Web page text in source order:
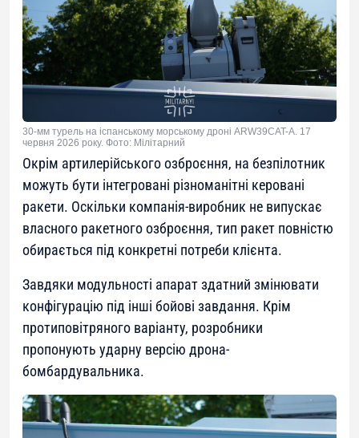
30-мм турель на іспанському морському дроні ARW39CAT-A. 17
червня 2026 року. Фото: Мілітарний
Окрім артилерійського озброєння, на безпілотник
можуть бути інтегровані різноманітні керовані
ракети. Оскільки компанія-виробник не випускає
власного ракетного озброєння, тип ракет повністю
обирається під конкретні потреби клієнта.
Завдяки модульності апарат здатний змінювати
конфігурацію під інші бойові завдання. Крім
протиповітряного варіанту, розробники
пропонують ударну версію дрона-
бомбардувальника.